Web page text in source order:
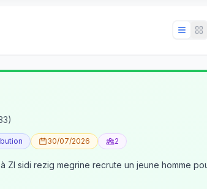
30/07/2026 2
sidi rezig megrine recrute un jeune homme